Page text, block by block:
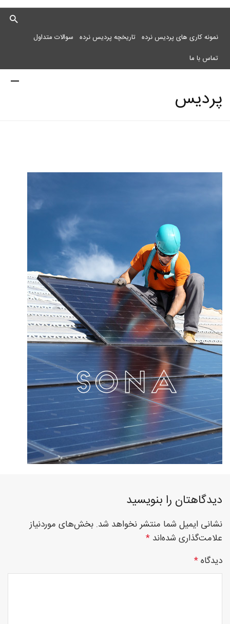
نمونه کاری های پردیس نرده تاریخچه پردیس نرده سوالات متداول
تماس با ما
پردیس
مرکز
تخصصی
نصب
نرده
های
چوبی
منبت
دیدگاهتان را بنویسید
نشانی ایمیل شما منتشر نخواهد شد. بخش‌های موردنیاز
علامت‌گذاری شده‌اند *
دیدگاه*